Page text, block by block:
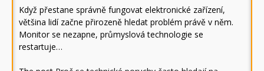
Když přestane správně fungovat elektronické zařízení,
většina lidí začne přirozeně hledat problém právě v něm.
Monitor se nezapne, průmyslová technologie se
restartuje…